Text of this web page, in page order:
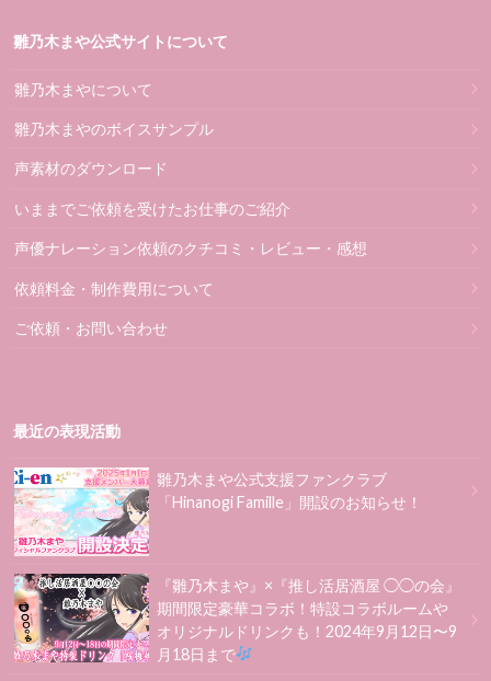
雛乃木まや公式サイトについて
雛乃木まやについて
雛乃木まやのボイスサンプル
声素材のダウンロード
いままでご依頼を受けたお仕事のご紹介
声優ナレーション依頼のクチコミ・レビュー・感想
依頼料金・制作費用について
ご依頼・お問い合わせ
最近の表現活動
雛乃木まや公式支援ファンクラブ
「Hinanogi Famille」開設のお知らせ！
『雛乃木まや』×『推し活居酒屋 ◯◯の会』
期間限定豪華コラボ！特設コラボルームや
オリジナルドリンクも！2024年9月12日〜9
月18日まで